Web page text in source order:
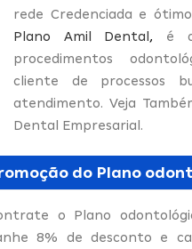
rede Credenciada e
Plano Amil Dental , é a
procedimentos
cliente de processos
atendimento. Veja
Dental Empresarial.
do Plano
o Plano
8% de desconto e